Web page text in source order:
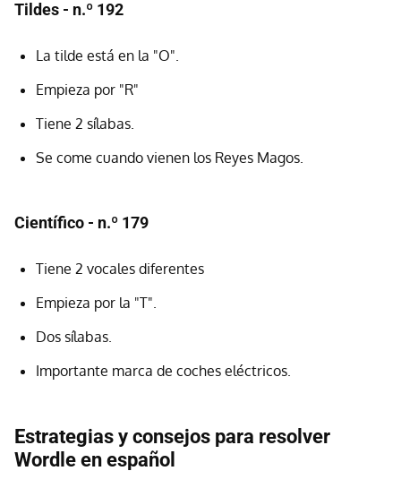
Tildes - n.º 192
La tilde está en la "O".
Empieza por "R"
Tiene 2 sílabas.
Se come cuando vienen los Reyes Magos.
Científico - n.º 179
Tiene 2 vocales diferentes
Empieza por la "T".
Dos sílabas.
Importante marca de coches eléctricos.
Estrategias y consejos para resolver
Wordle en español